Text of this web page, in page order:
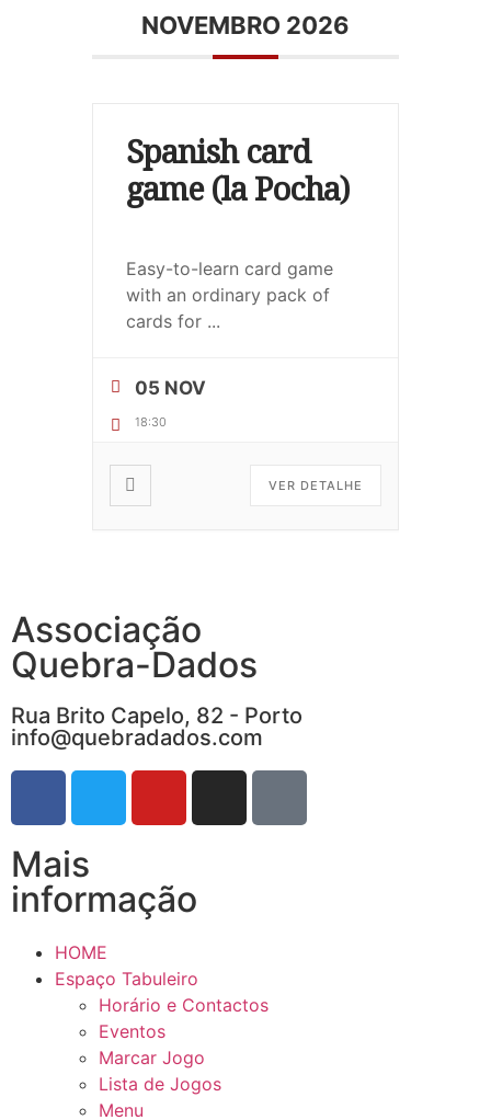
NOVEMBRO 2026
Spanish card
game (la Pocha)
Easy-to-learn card game
with an ordinary pack of
cards for ...
05 NOV
18:30
VER DETALHE
Associação
Quebra-Dados
Rua Brito Capelo, 82 - Porto
info@quebradados.com
Mais
informação
HOME
Espaço Tabuleiro
Horário e Contactos
Eventos
Marcar Jogo
Lista de Jogos
Menu